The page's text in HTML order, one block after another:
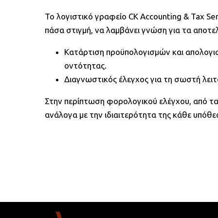
Το λογιστικό γραφείο CK Accounting & Tax
πάσα στιγμή, να λαμβάνει γνώση για τα
Κατάρτιση προϋπολογισμών και
οντότητας.
Διαγνωστικός έλεγχος για τη σωστή
Στην περίπτωση φορολογικού ελέγχου, από
ανάλογα με την ιδιαιτερότητα της κάθε